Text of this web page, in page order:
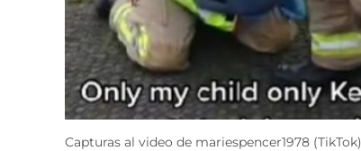
Capturas al video de mariespencer1978 (TikTok)